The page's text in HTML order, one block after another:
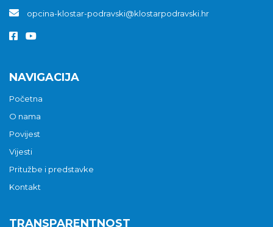
opcina-klostar-podravski@klostarpodravski.hr
NAVIGACIJA
Početna
O nama
Povijest
Vijesti
Pritužbe i predstavke
Kontakt
TRANSPARENTNOST